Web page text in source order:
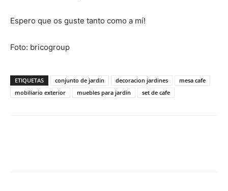
Espero que os guste tanto como a mí!
Foto: bricogroup
ETIQUETAS conjunto de jardin decoracion jardines
mesa cafe
mobiliario exterior
muebles para jardin set de cafe